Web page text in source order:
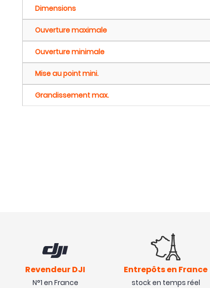
Dimensions
Ouverture maximale
Ouverture minimale
Mise au point mini.
Grandissement max.
Revendeur DJI
N°1 en France
Entrepôts en France
stock en temps réel